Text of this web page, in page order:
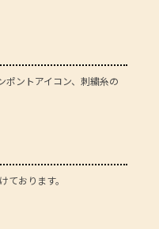
ポントアイコン、刺繍糸の
ております。